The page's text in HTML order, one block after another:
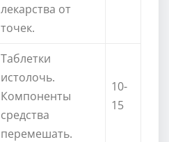
лекарства от
точек.
Таблетки
истолочь.
Компоненты
средства
перемешать.
10-
15